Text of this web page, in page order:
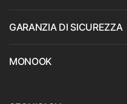
GARANZIA DI SICUREZZA
MONOOK